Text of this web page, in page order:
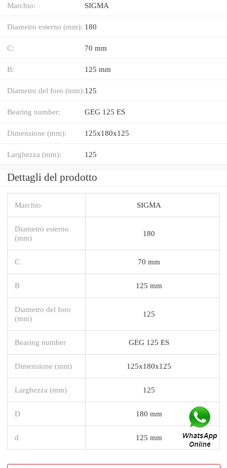
Marchio: SIGMA
Diametro esterno (mm): 180
C: 70 mm
B: 125 mm
Diametro del foro (mm):125
Bearing number: GEG 125 ES
Dimensione (mm): 125x180x125
Larghezza (mm): 125
Dettagli del prodotto
Marchio SIGMA
Diametro esterno
(mm)
180
C 70 mm
B 125 mm
Diametro del foro
(mm)
125
Bearing number GEG 125 ES
Dimensione (mm) 125x180x125
Larghezza (mm) 125
D 180 mm
d 125 mm